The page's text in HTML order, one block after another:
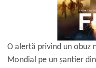
O alertă privind un obuz
Mondial pe un șantier